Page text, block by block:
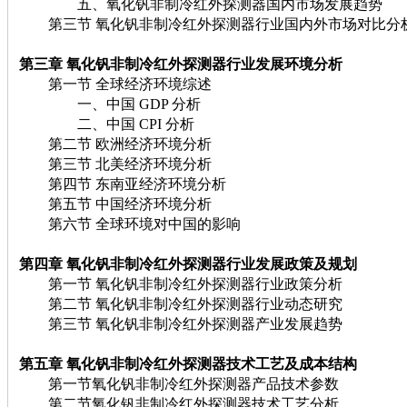
五、氧化钒非制冷红外探测器国内市场发展趋势
第三节 氧化钒非制冷红外探测器行业国内外市场对比分
第三章 氧化钒非制冷红外探测器行业发展环境分析
第一节 全球经济环境综述
一、中国 GDP 分析
二、中国 CPI 分析
第二节 欧洲经济环境分析
第三节 北美经济环境分析
第四节 东南亚经济环境分析
第五节 中国经济环境分析
第六节 全球环境对中国的影响
第四章 氧化钒非制冷红外探测器行业发展政策及规划
第一节 氧化钒非制冷红外探测器行业政策分析
第二节 氧化钒非制冷红外探测器行业动态研究
第三节 氧化钒非制冷红外探测器产业发展趋势
第五章 氧化钒非制冷红外探测器技术工艺及成本结构
第一节氧化钒非制冷红外探测器产品技术参数
第二节氧化钒非制冷红外探测器技术工艺分析